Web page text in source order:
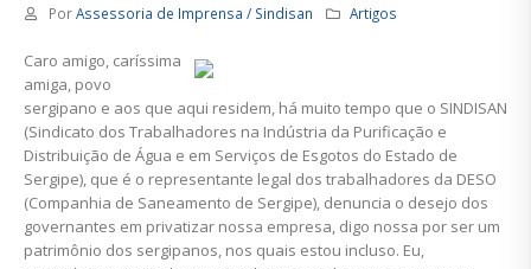
PorAssessoria de Imprensa / Sindisan Artigos
Caro amigo, caríssima
amiga, povo
sergipano e aos que aqui residem, há muito tempo que o SINDISAN
(Sindicato dos Trabalhadores na Indústria da Purificação e
Distribuição de Água e em Serviços de Esgotos do Estado de
Sergipe), que é o representante legal dos trabalhadores da DESO
(Companhia de Saneamento de Sergipe), denuncia o desejo dos
governantes em privatizar nossa empresa, digo nossa por ser um
patrimônio dos sergipanos, nos quais estou incluso. Eu,